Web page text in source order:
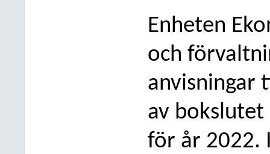
Enheten
och
anvisningar
av bokslutet
för år 2022.